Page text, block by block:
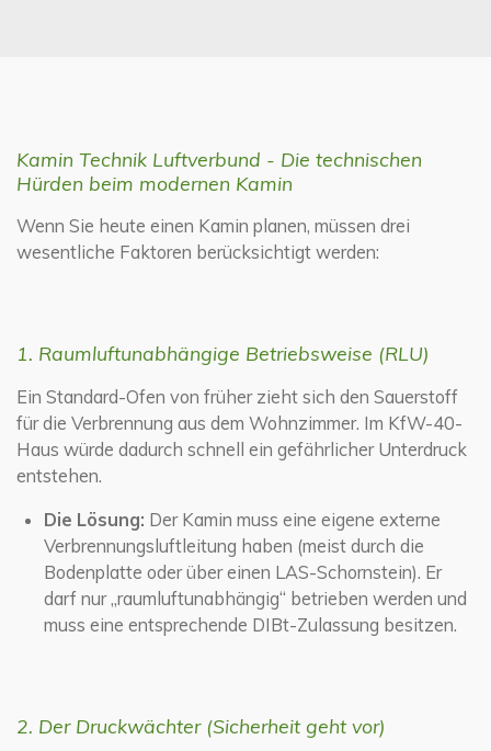
Kamin Technik Luftverbund - Die technischen
Hürden beim modernen Kamin
Wenn Sie heute einen Kamin planen, müssen drei
wesentliche Faktoren berücksichtigt werden:
1. Raumluftunabhängige Betriebsweise (RLU)
Ein Standard-Ofen von früher zieht sich den Sauerstoff
für die Verbrennung aus dem Wohnzimmer. Im KfW-40-
Haus würde dadurch schnell ein gefährlicher Unterdruck
entstehen.
Die Lösung: Der Kamin muss eine eigene externe
Verbrennungsluftleitung haben (meist durch die
Bodenplatte oder über einen LAS-Schornstein). Er
darf nur „raumluftunabhängig“ betrieben werden und
muss eine entsprechende DIBt-Zulassung besitzen.
2. Der Druckwächter (Sicherheit geht vor)